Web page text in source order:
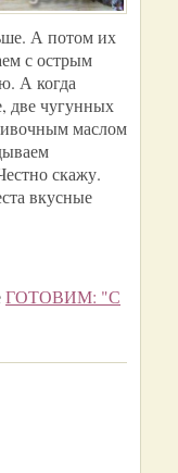
А потом их
с острым
А когда
две чугунных
маслом
скажу.
вкусные
ГОТОВИМ: "С